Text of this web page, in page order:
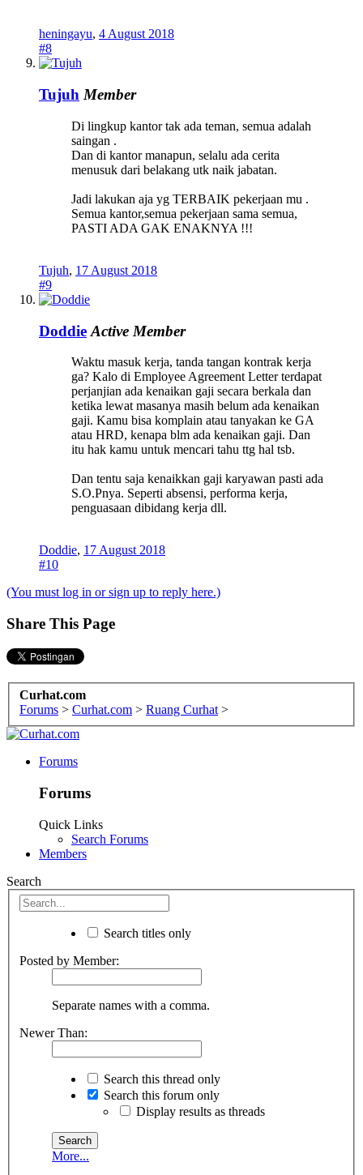
heningayu, 4 August 2018
#8
Tujuh Member
Di lingkup kantor tak ada teman, semua adalah
saingan .
Dan di kantor manapun, selalu ada cerita
menusuk dari belakang utk naik jabatan.
Jadi lakukan aja yg TERBAIK pekerjaan mu .
Semua kantor,semua pekerjaan sama semua,
PASTI ADA GAK ENAKNYA !!!
Tujuh, 17 August 2018
#9
Doddie Active Member
Waktu masuk kerja, tanda tangan kontrak kerja
ga? Kalo di Employee Agreement Letter terdapat
perjanjian ada kenaikan gaji secara berkala dan
ketika lewat masanya masih belum ada kenaikan
gaji. Kamu bisa komplain atau tanyakan ke GA
atau HRD, kenapa blm ada kenaikan gaji. Dan
itu hak kamu untuk mencari tahu ttg hal tsb.
Dan tentu saja kenaikkan gaji karyawan pasti ada
S.O.Pnya. Seperti absensi, performa kerja,
penguasaan dibidang kerja dll.
Doddie, 17 August 2018
#10
(You must log in or sign up to reply here.)
Share This Page
Curhat.com
Forums > Curhat.com > Ruang Curhat >
Forums
Forums
Quick Links
Search Forums
Members
Search
Search titles only
Posted by Member:
Separate names with a comma.
Newer Than:
Search this thread only
Search this forum only
Display results as threads
More...